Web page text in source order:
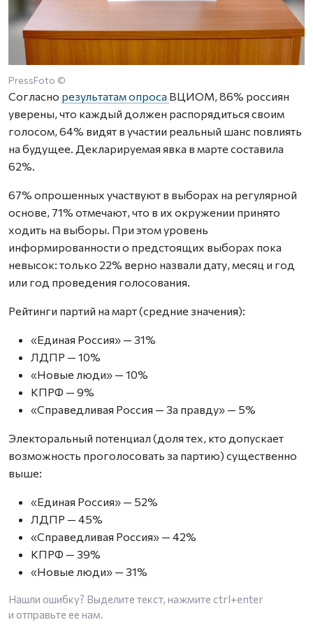
PressFoto ©
Согласно результатам опроса ВЦИОМ, 86% россиян
уверены, что каждый должен распорядиться своим
голосом, 64% видят в участии реальный шанс повлиять
на будущее. Декларируемая явка в марте составила
62%.
67% опрошенных участвуют в выборах на регулярной
основе, 71% отмечают, что в их окружении принято
ходить на выборы. При этом уровень
информированности о предстоящих выборах пока
невысок: только 22% верно назвали дату, месяц и год
или год проведения голосования.
Рейтинги партий на март (средние значения):
«Единая Россия» — 31%
ЛДПР — 10%
«Новые люди» — 10%
КПРФ — 9%
«Справедливая Россия — За правду» — 5%
Электоральный потенциал (доля тех, кто допускает
возможность проголосовать за партию) существенно
выше:
«Единая Россия» — 52%
ЛДПР — 45%
«Справедливая Россия» — 42%
КПРФ — 39%
«Новые люди» — 31%
Нашли ошибку? Выделите текст, нажмите ctrl+enter
и отправьте ее нам.